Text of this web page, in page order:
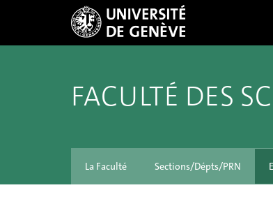
FACULTÉ DES
La Faculté Sections/Dépts/PRN